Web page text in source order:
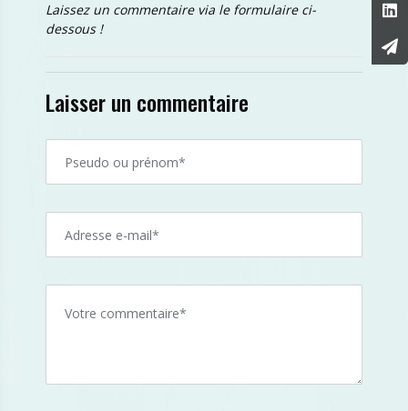
Laissez un commentaire via le formulaire ci-
dessous !
Laisser un commentaire